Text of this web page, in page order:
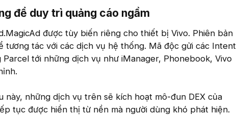
để duy trì quảng cáo ngầm​
được tùy biến riêng cho thiết bị Vivo. Phiên bản
tương tác với các dịch vụ hệ thống. Mã độc gửi các Intent
tới những dịch vụ như iManager, Phonebook, Vivo
này, những dịch vụ trên sẽ kích hoạt mô-đun DEX của
tục được hiển thị từ nền mà người dùng khó phát hiện.